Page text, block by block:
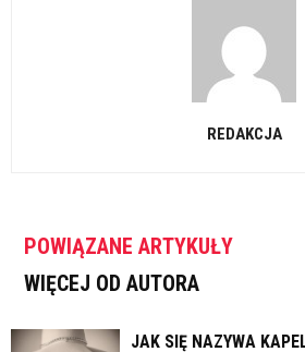
REDAKCJA
POWIĄZANE ARTYKUŁY
WIĘCEJ OD AUTORA
JAK SIĘ NAZYWA